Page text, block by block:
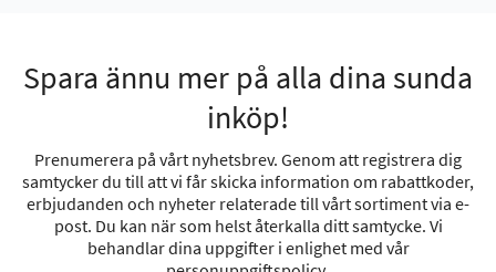
Spara ännu mer på alla dina sunda
inköp!
Prenumerera på vårt nyhetsbrev. Genom att registrera dig
samtycker du till att vi får skicka information om rabattkoder,
erbjudanden och nyheter relaterade till vårt sortiment via e-
post. Du kan när som helst återkalla ditt samtycke. Vi
behandlar dina uppgifter i enlighet med vår